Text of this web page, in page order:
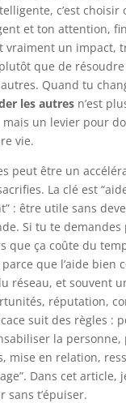
c’est choisir
et ton attention,
vraiment un impact,
que de
Quand tu
les autresn’est
mais un levier pour
vie.
peut être un
La clé est
: être utile sans
Si tu te
que ça coûte du
parce que l’aide bien
réseau, et souvent
réputation,
suit des règles :
la personne,
mise en relation,
Dans cet article,
sans t’épuiser.